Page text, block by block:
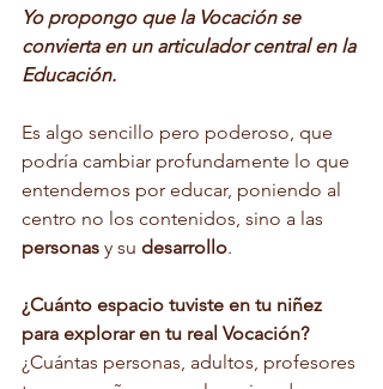
Yo propongo que la Vocación se
convierta en un articulador central en la
Educación.
Es algo sencillo pero poderoso, que
podría cambiar profundamente lo que
entendemos por educar, poniendo al
centro no los contenidos, sino a las
personas y su desarrollo.
¿Cuánto espacio tuviste en tu niñez
para explorar en tu real Vocación?
¿Cuántas personas, adultos, profesores